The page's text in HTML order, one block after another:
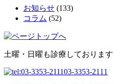
お知らせ (133)
コラム (52)
土曜・日曜も診療しております
03-3353-2111